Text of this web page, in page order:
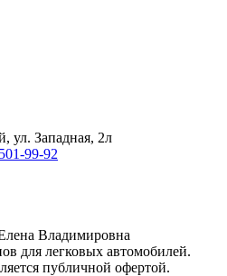
ул. Западная, 2л
99-92
Владимировна
для легковых автомобилей.
публичной офертой.